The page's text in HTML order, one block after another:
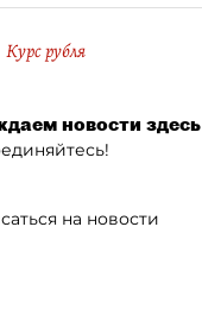
Курс рубля
новости здесь
на новости